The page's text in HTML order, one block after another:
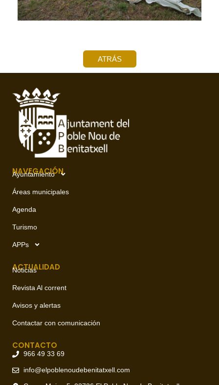
ATRÁS
NAVEGACIÓN
Ayuntamiento
Áreas municipales
Agenda
Turismo
APPs
ACTUALIDAD
Noticias
Revista Al corrent
Avisos y alertas
Contactar con comunicación
CONTACTO
966 49 33 69
info@elpoblenoudebenitatxell.com